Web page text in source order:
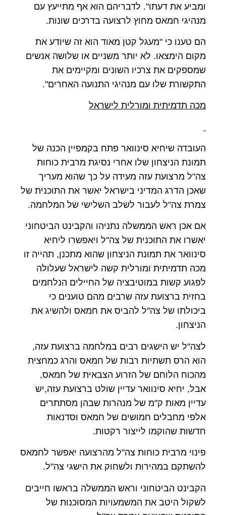
ומביע את דעתו". לדבריהם הוא אף מתייעץ עם
מנהיגי חמאס מחוץ לרצועה בדרכים שונות.
הם טענו כי "מעגל קטן מאוד הוא זה שיודע את
מקום הימצאו. לא יותר משניים או שלושה אנשים
שמספקים את צרכיו השונים ומקיימים את
התקשורת שלו עם מנהיגי התנועה האחרים".
מכה תדמיתית ומורלית לישראל
העובדה שיחיא סינוואר פתח בקמפיין הכנה של
תמונת הניצחון שלו אחרי נסיגת מרבית כוחות
צה"ל מרצועת עזה מעידה על כך שהוא מעריך
שאכן הדרג המדיני בישראל יאשר את התוכנית של
צמרת צה"ל לעבור לשלב השלישי של המלחמה.
אם אכן ראש הממשלה נתניהו והקבינט הביטחוני
יאשרו את התוכנית של צה"ל ויאפשרו ליחיא
סינוואר את תמונת הניצחון שהוא מתכנן, תהייה זו
מכה תדמיתית ומורלית קשה לישראל שעלולה
לפגוע קשות במוטיבציה של החיילים הנלחמים
בחזית ברצועת עזה שרבים מהם טוענים כי
ביכולתו של צה"ל להביס את חמאס ולהשיג את
הניצחון.
לצה"ל יש הישגים רבים במלחמה ברצועת עזה,
הוא הרס תשתיות רבות של חמאס והרג כמחצית
מהכוח הלוחם של הזרוע הצבאית של חמאס,
אבל, יחיא סינוואר עדיין שולט ברצועת עזה,יש
עדיין מאות ק"מ של מנהרות שבהן מסתתרים
אלפי מחבלים חמושים של חמאס וסדנאות
חדשות שהוקמו לייצור רקטות.
פינוי מרבית כוחות צה"ל מהרצועה יאפשר לחמאס
להשתקם במהירות ולשחוק את הישגי צה"ל.
הקבינט הביטחוני וראש הממשלה בראשו חייבים
לשקול היטב את המשמעויות המסוכנות של